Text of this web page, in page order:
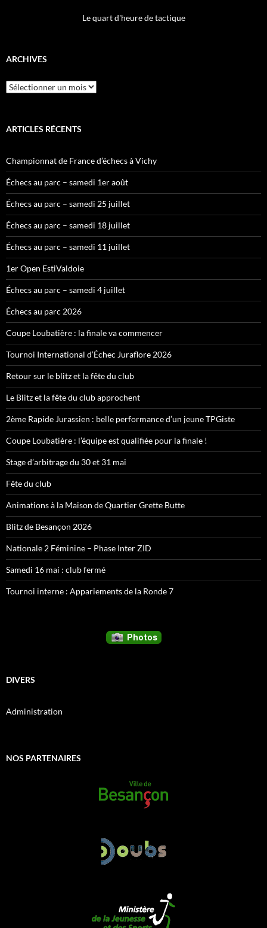
Le quart d'heure de tactique
ARCHIVES
Archives
ARTICLES RÉCENTS
Championnat de France d’échecs à Vichy
Échecs au parc – samedi 1er août
Échecs au parc – samedi 25 juillet
Échecs au parc – samedi 18 juillet
Échecs au parc – samedi 11 juillet
1er Open EstiValdoie
Échecs au parc – samedi 4 juillet
Échecs au parc 2026
Coupe Loubatière : la finale va commencer
Tournoi International d’Échec Juraflore 2026
Retour sur le blitz et la fête du club
Le Blitz et la fête du club approchent
2ème Rapide Jurassien : belle performance d’un jeune TPGiste
Coupe Loubatière : l’équipe est qualifiée pour la finale !
Stage d’arbitrage du 30 et 31 mai
Fête du club
Animations à la Maison de Quartier Grette Butte
Blitz de Besançon 2026
Nationale 2 Féminine – Phase Inter ZID
Samedi 16 mai : club fermé
Tournoi interne : Appariements de la Ronde 7
DIVERS
Administration
NOS PARTENAIRES